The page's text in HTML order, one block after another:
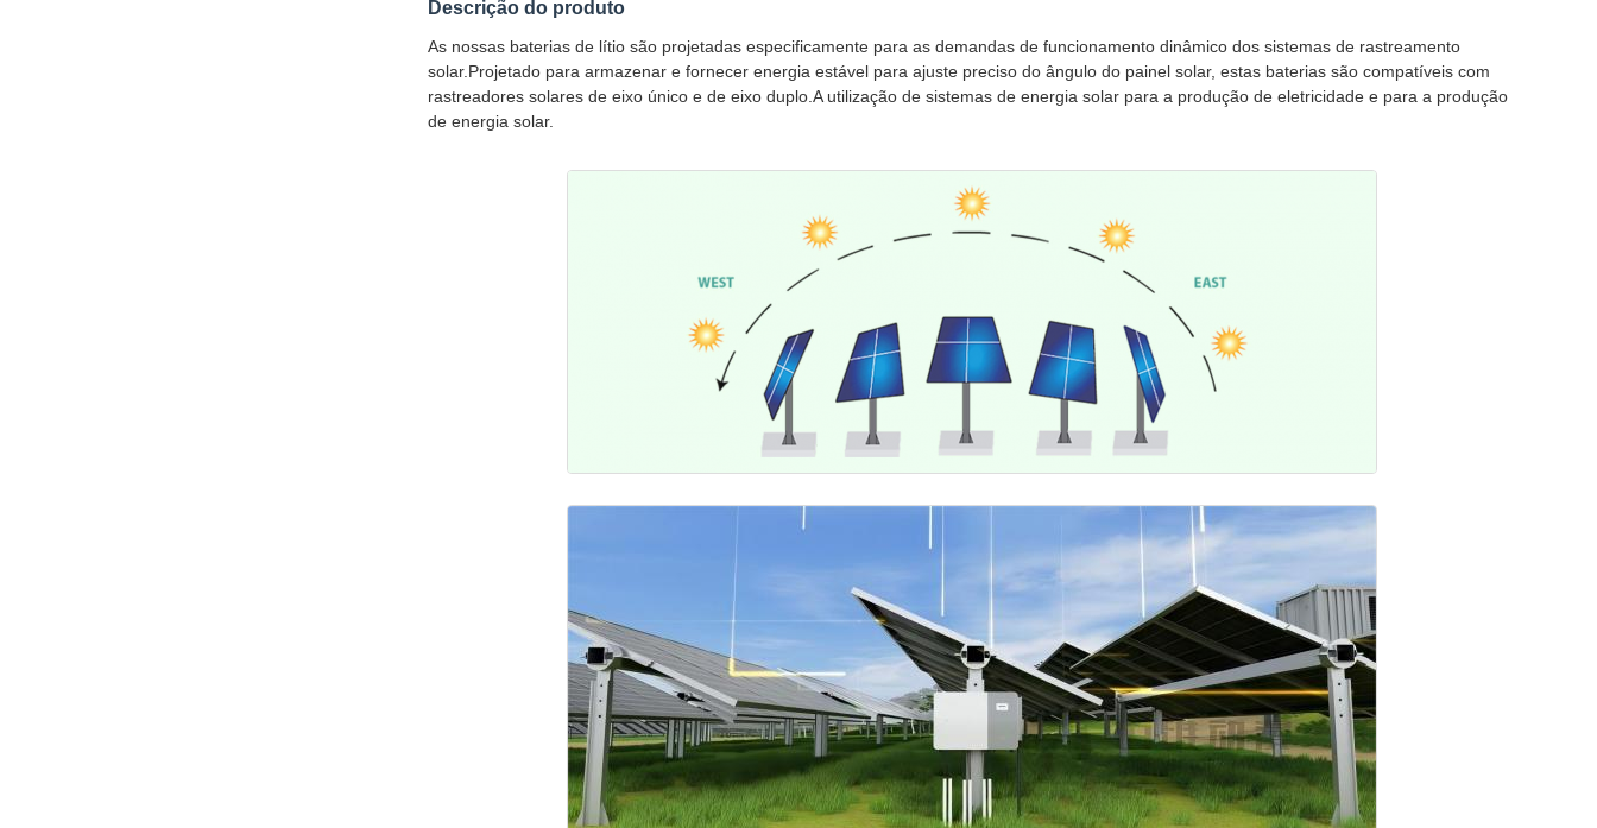
Descrição do produto
As nossas baterias de lítio são projetadas especificamente para as demandas de funcionamento dinâmico dos sistemas de rastreamento
solar.Projetado para armazenar e fornecer energia estável para ajuste preciso do ângulo do painel solar, estas baterias são compatíveis com
rastreadores solares de eixo único e de eixo duplo.A utilização de sistemas de energia solar para a produção de eletricidade e para a produção
de energia solar.